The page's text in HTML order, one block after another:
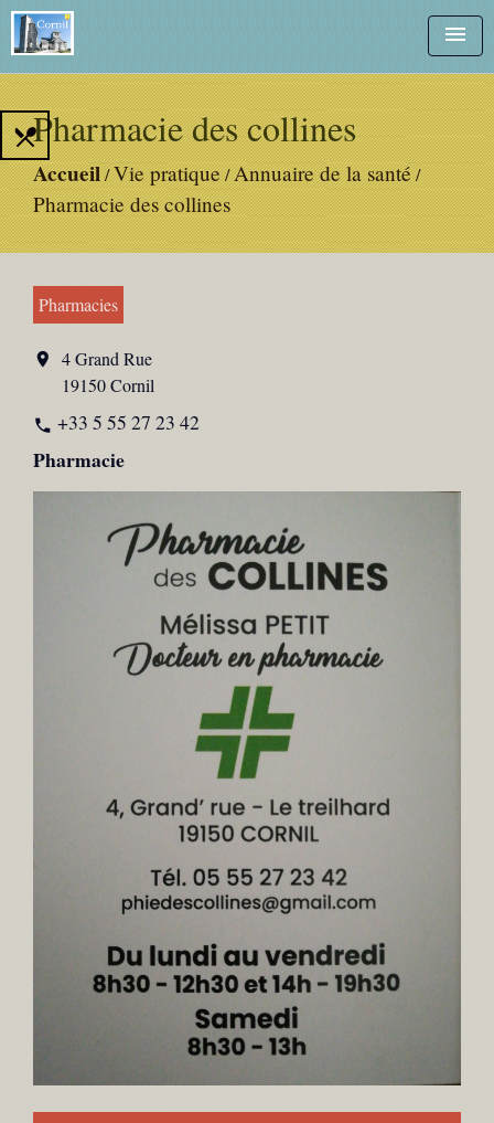
menu
Pharmacie des collines
Accueil/Vie pratique/Annuaire de la santé/
Pharmacie des collines
local_dining
Pharmacies
location_on
4 Grand Rue
19150 Cornil
phone +33 5 55 27 23 42
Pharmacie